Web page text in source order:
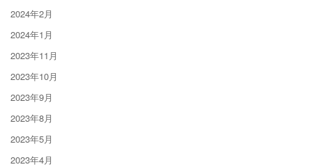
2024年2月
2024年1月
2023年11月
2023年10月
2023年9月
2023年8月
2023年5月
2023年4月